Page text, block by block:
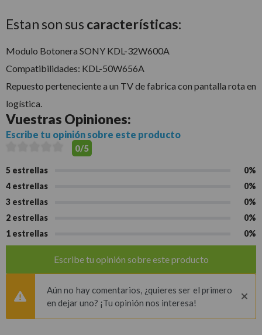
Estan son sus características:
Modulo Botonera SONY KDL-32W600A
Compatibilidades: KDL-50W656A
Repuesto perteneciente a un TV de fabrica con pantalla rota en
logística.
Vuestras Opiniones:
Escribe tu opinión sobre este producto
0/5
5 estrellas
0%
4 estrellas
0%
3 estrellas
0%
2 estrellas
0%
1 estrellas
0%
Escribe tu opinión sobre este producto
Aún no hay comentarios, ¿quieres ser el primero
en dejar uno? ¡Tu opinión nos interesa!